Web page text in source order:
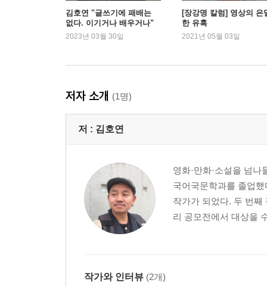
작가의 말
김호연 "글쓰기에 패배는
없다. 이기거나 배우거나"
2023년 03월 30일
[장강명 칼럼] 영상의 은
한 유혹
2021년 05월 03일
저자 소개 (1명)
저 : 김호연
영화·만화·소설을 넘
국어국문학과를 졸업
작가가 되었다. 두 번
리 공모전에서 대상을
작가와 인터뷰 (2개)